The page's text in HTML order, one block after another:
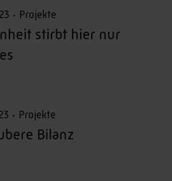
Projekte
stirbt hier nur
Projekte
Bilanz